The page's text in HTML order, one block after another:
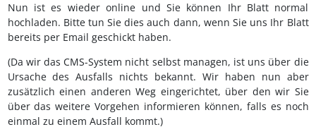
Nun ist es wieder online und Sie können Ihr Blatt normal
hochladen. Bitte tun Sie dies auch dann, wenn Sie uns Ihr Blatt
bereits per Email geschickt haben.
(Da wir das CMS-System nicht selbst managen, ist uns über die
Ursache des Ausfalls nichts bekannt. Wir haben nun aber
zusätzlich einen anderen Weg eingerichtet, über den wir Sie
über das weitere Vorgehen informieren können, falls es noch
einmal zu einem Ausfall kommt.)